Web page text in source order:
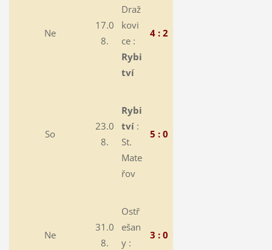
Ne
17.0
8.
Draž
kovi
ce :
Rybi
tví
4 : 2
So
23.0
8.
Rybi
tví:
St.
Mate
řov
5 : 0
Ne
31.0
8.
Ostř
ešan
y :
3 : 0